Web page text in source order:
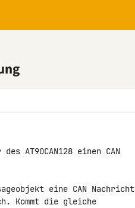
AT90CAN128 einen CAN
eine CAN Nachricht
Kommt die gleiche